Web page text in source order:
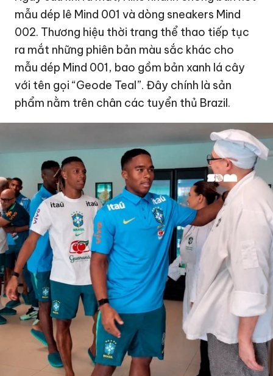
mẫu dép lê Mind 001 và dòng sneakers Mind
002. Thương hiệu thời trang thể thao tiếp tục
ra mắt những phiên bản màu sắc khác cho
mẫu dép Mind 001, bao gồm bản xanh lá cây
với tên gọi “Geode Teal”. Đây chính là sản
phẩm nằm trên chân các tuyển thủ Brazil.